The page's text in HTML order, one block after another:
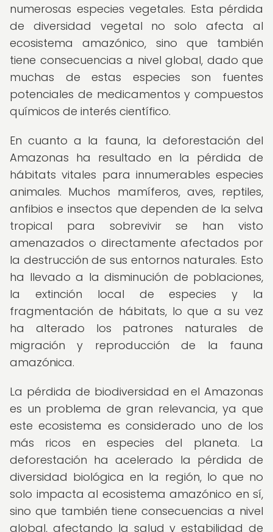
numerosas especies vegetales. Esta pérdida
de diversidad vegetal no solo afecta al
ecosistema amazónico, sino que también
tiene consecuencias a nivel global, dado que
muchas de estas especies son fuentes
potenciales de medicamentos y compuestos
químicos de interés científico.
En cuanto a la fauna, la deforestación del
Amazonas ha resultado en la pérdida de
hábitats vitales para innumerables especies
animales. Muchos mamíferos, aves, reptiles,
anfibios e insectos que dependen de la selva
tropical para sobrevivir se han visto
amenazados o directamente afectados por
la destrucción de sus entornos naturales. Esto
ha llevado a la disminución de poblaciones,
la extinción local de especies y la
fragmentación de hábitats, lo que a su vez
ha alterado los patrones naturales de
migración y reproducción de la fauna
amazónica.
La pérdida de biodiversidad en el Amazonas
es un problema de gran relevancia, ya que
este ecosistema es considerado uno de los
más ricos en especies del planeta. La
deforestación ha acelerado la pérdida de
diversidad biológica en la región, lo que no
solo impacta al ecosistema amazónico en sí,
sino que también tiene consecuencias a nivel
global, afectando la salud y estabilidad de